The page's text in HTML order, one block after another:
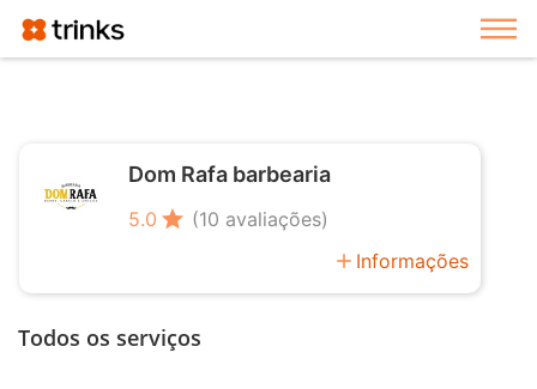
Dom Rafa barbearia
5.0 star (10 avaliações)
add Informações
Todos os serviços